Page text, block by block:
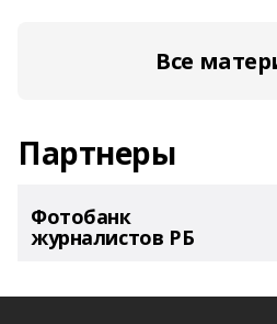
Все
Партнеры
Фотобанк
журналистов РБ